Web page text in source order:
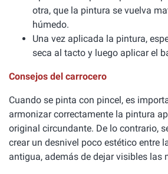
otra, que la pintura se vuelva
húmedo.
Una vez aplicada la pintura,
seca al tacto y luego aplicar el
Consejos del carrocero
Cuando se pinta con pincel, es
armonizar correctamente la pintura
original circundante. De lo contrario,
crear un desnivel poco estético entre
antigua, además de dejar visibles las